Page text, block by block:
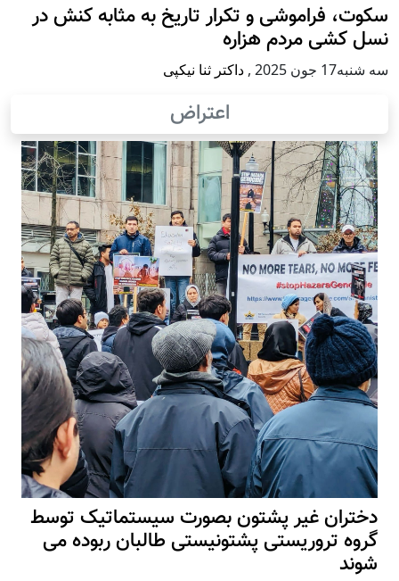
سکوت، فراموشی و تکرار تاريخ به مثابه کنش در
نسل کشی مردم هزاره
سه شنبه17 جون 2025 , داکتر ثنا نیکپی
اعتراض
دختران غیر پشتون بصورت سیستماتیک توسط
گروه تروریستی پشتونیستی طالبان ربوده می
شوند